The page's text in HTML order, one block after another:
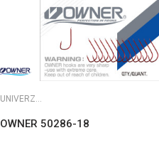
UNIVERZALNE UDICE
OWNER 50286-18